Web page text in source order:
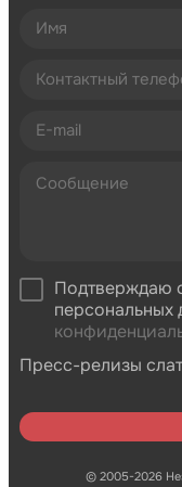
Подтверждаю
персональных
Пресс-релизы
© 2005-2026